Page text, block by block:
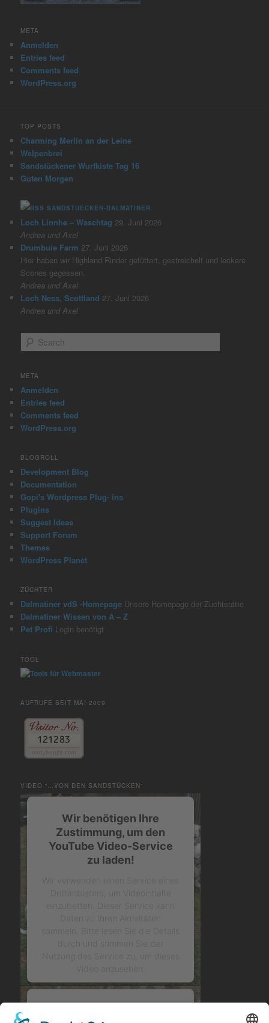
META
Anmelden
Entries feed
Comments feed
WordPress.org
TOP POSTS
Charming Merlin an der Leine
Welpenbrei
Sandstückener Wurfkiste Tag 16
Guten Morgen
SANDSTUECKEN-DALMATINER
Loch Linnhe – Waschtag 29. Juni 2026
Andrea und Axel
Drumbuie Farm 27. Juni 2026
Hier haben wir Highland Rinder gefüttert, gestreichelt und leckere
Scones gegessen.
Andrea und Axel
Loch Ness, Scottland 27. Juni 2026
Andrea und Axel
e
r
h
META
Anmelden
Entries feed
Comments feed
WordPress.org
BLOGROLL
Development Blog
Documentation
Gopi's Wordpress Plug- ins
Plugins
Suggest Ideas
Support Forum
Themes
WordPress Planet
ZÜCHTER
Dalmatiner vdS -Homepage Unsere Homepage der Zuchtstätte
Dalmatiner Wissen von A – Z
Pet Profi Login benötigt
TOOL
AUFRUFE SEIT MAI 2009
VIDEO “…VON DEN SANDSTÜCKEN”
Wir benötigen Ihre
Zustimmung, um den
YouTube Video-Service
zu laden!
Mehr Informationen